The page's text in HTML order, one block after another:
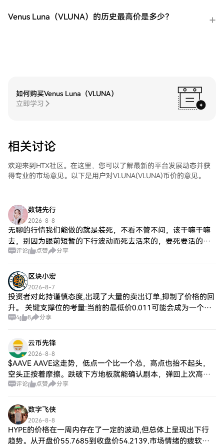
Venus Luna（VLUNA）的历史最高价是多少？
如何购买Venus Luna（VLUNA）
立即学习
相关讨论
欢迎来到HTX社区。在这里，您可以了解最新的平台发展动态并获
得专业的市场意见。以下是用户对VLUNA(VLUNA)币价的意见。
数链先行
2026-8-8
无聊的行情我们能做的就是装死，不看不管不问，该干嘛干嘛
去，别因为眼前短暂的下行波动而死去活来的，要死要活的，
该来的一定会来，但是离场了，即使牛来了也与你无关，稳住
评论 点赞 分享
区块小宏
2026-8-7
投资者对此持谨慎态度,出现了大量的卖出订单,抑制了价格的回
升。 关键支撑位的考量:当前的最低价0.011可能会成为一个短
期支撑位,但如果持续破位,HFT价格可能会进一步下挫。投资者
4 8 分享
云币先锋
2026-8-8
$AAVE AAVE这走势，低点一个比一个怂，高点也抬不起头，
空头正按着摩擦。跌破下方地板就能确认剧本，弹回上次高点
就得认怂。😏 就这形态，等啥呢？#AAVE
评论 点赞 分享
数字飞侠
2026-8-8
HYPE的价格在一周内存在了一定的波动,但总体上呈现出下行
趋势。从开盘价55.7685到收盘价54.2139,市场情绪的疲软导